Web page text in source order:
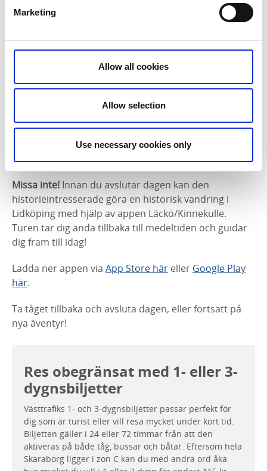
Marketing
Allow all cookies
Allow selection
Use necessary cookies only
Missa inte! Innan du avslutar dagen kan den
historieintresserade göra en historisk vandring i
Lidköping med hjälp av appen Läckö/Kinnekulle.
Turen tar dig ända tillbaka till medeltiden och guidar
dig fram till idag!
Ladda ner appen via App Store här eller Google Play
här.
Ta tåget tillbaka och avsluta dagen, eller fortsätt på
nya äventyr!
Res obegränsat med 1- eller 3-
dygnsbiljetter
Västtrafiks 1- och 3-dygnsbiljetter passar perfekt för
dig som är turist eller vill resa mycket under kort tid.
Biljetten gäller i 24 eller 72 timmar från att den
aktiveras på både tåg, bussar och båtar. Eftersom hela
Skaraborg ligger i zon C kan du med andra ord åka